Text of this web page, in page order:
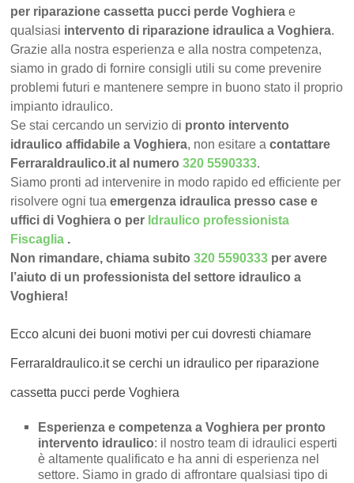
per riparazione cassetta pucci perde Voghiera e
qualsiasi intervento di riparazione idraulica a Voghiera.
Grazie alla nostra esperienza e alla nostra competenza,
siamo in grado di fornire consigli utili su come prevenire
problemi futuri e mantenere sempre in buono stato il proprio
impianto idraulico.
Se stai cercando un servizio di pronto intervento
idraulico affidabile a Voghiera, non esitare acontattare
FerraraIdraulico.it al numero320 5590333.
Siamo pronti ad intervenire in modo rapido ed efficiente per
risolvere ogni tuaemergenza idraulica presso case e
uffici di Voghiera o per Idraulico professionista
Fiscaglia .
Non rimandare, chiama subito320 5590333 per avere
l’aiuto di un professionista del settore idraulico a
Voghiera!
Ecco alcuni dei buoni motivi per cui dovresti chiamare
FerraraIdraulico.it se cerchi un idraulico per riparazione
cassetta pucci perde Voghiera
Esperienza e competenza a Voghiera per pronto
intervento idraulico: il nostro team di idraulici esperti
è altamente qualificato e ha anni di esperienza nel
settore. Siamo in grado di affrontare qualsiasi tipo di